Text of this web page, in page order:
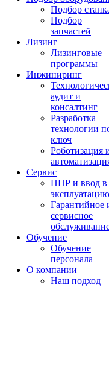
Подбор
Подбор
запчастей
Лизинг
Лизинговые
программы
Инжиниринг
аудит и
консалтинг
Разработка
технологии
ключ
Роботизация
Сервис
ПНР и ввод в
эксплуатацию
Гарантийное
сервисное
Обучение
Обучение
персонала
О компании
Наш подход